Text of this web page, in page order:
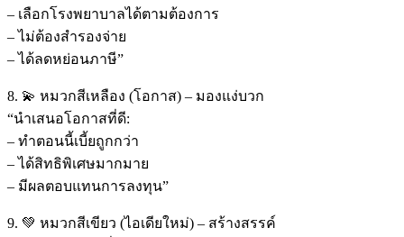
– เลือกโรงพยาบาลได้ตามต้องการ
– ไม่ต้องสำรองจ่าย
– ได้ลดหย่อนภาษี”
8. 💫 หมวกสีเหลือง (โอกาส) – มองแง่บวก
“นำเสนอโอกาสที่ดี:
– ทำตอนนี้เบี้ยถูกกว่า
– ได้สิทธิพิเศษมากมาย
– มีผลตอบแทนการลงทุน”
9. 💚 หมวกสีเขียว (ไอเดียใหม่) – สร้างสรรค์